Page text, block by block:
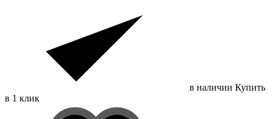
в наличии Купить
в 1 клик